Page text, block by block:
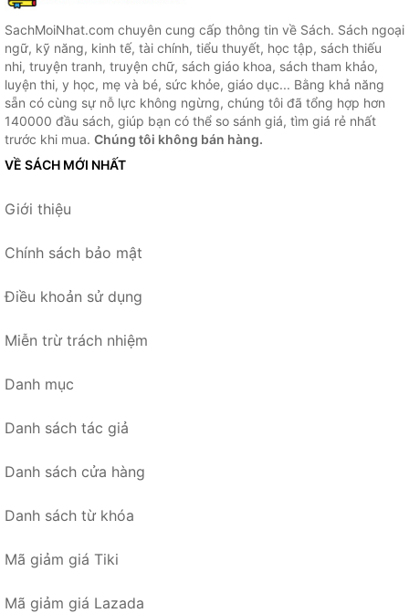
SachMoiNhat.com chuyên cung cấp thông tin về Sách. Sách ngoại
ngữ, kỹ năng, kinh tế, tài chính, tiểu thuyết, học tập, sách thiếu
nhi, truyện tranh, truyện chữ, sách giáo khoa, sách tham khảo,
luyện thi, y học, mẹ và bé, sức khỏe, giáo dục... Bằng khả năng
sẵn có cùng sự nỗ lực không ngừng, chúng tôi đã tổng hợp hơn
140000 đầu sách, giúp bạn có thể so sánh giá, tìm giá rẻ nhất
trước khi mua. Chúng tôi không bán hàng.
VỀ SÁCH MỚI NHẤT
Giới thiệu
Chính sách bảo mật
Điều khoản sử dụng
Miễn trừ trách nhiệm
Danh mục
Danh sách tác giả
Danh sách cửa hàng
Danh sách từ khóa
Mã giảm giá Tiki
Mã giảm giá Lazada